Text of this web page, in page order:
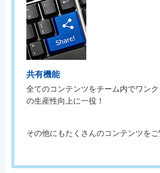
共有機能
全てのコンテンツをチーム内でワン
の生産性向上に一役！
その他にもたくさんのコンテンツをご